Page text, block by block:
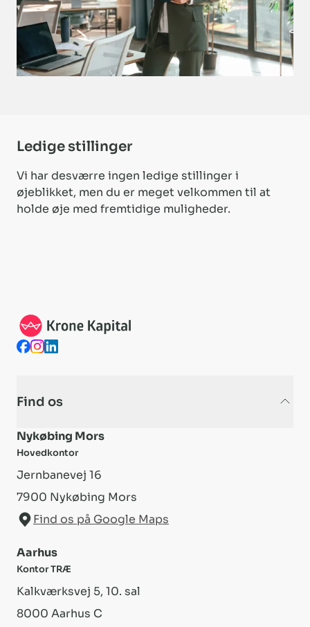
Ledige stillinger
Vi har desværre ingen ledige stillinger i
øjeblikket, men du er meget velkommen til at
holde øje med fremtidige muligheder.
Find os
Nykøbing Mors
Hovedkontor
Jernbanevej 16
7900 Nykøbing Mors
Find os på Google Maps
Aarhus
Kontor TRÆ
Kalkværksvej 5, 10. sal
8000 Aarhus C